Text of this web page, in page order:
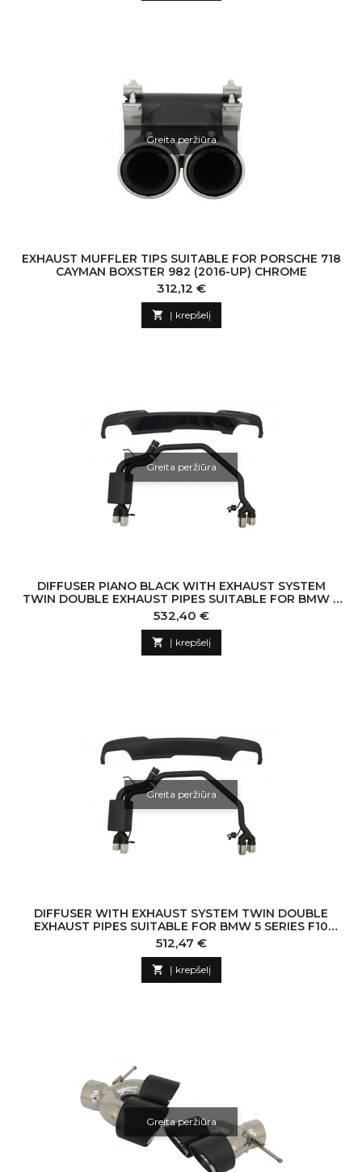
Greita peržiūra
EXHAUST MUFFLER TIPS SUITABLE FOR PORSCHE 718
CAYMAN BOXSTER 982 (2016-UP) CHROME
Kaina
312,12 €
 Į krepšelį
Greita peržiūra
DIFFUSER PIANO BLACK WITH EXHAUST SYSTEM
TWIN DOUBLE EXHAUST PIPES SUITABLE FOR BMW 5
SERIES F10 (2011-2016) 102-433/70RS
Kaina
532,40 €
 Į krepšelį
Greita peržiūra
DIFFUSER WITH EXHAUST SYSTEM TWIN DOUBLE
EXHAUST PIPES SUITABLE FOR BMW 5 SERIES F10
(2011-2016) 102-433/70RS
Kaina
512,47 €
 Į krepšelį
Greita peržiūra